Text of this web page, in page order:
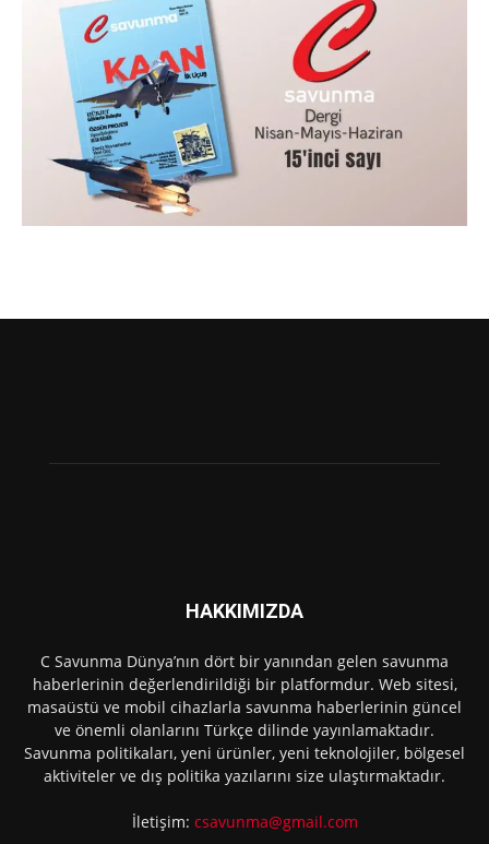
HAKKIMIZDA
C Savunma Dünya’nın dört bir yanından gelen savunma
haberlerinin değerlendirildiği bir platformdur. Web sitesi,
masaüstü ve mobil cihazlarla savunma haberlerinin güncel
ve önemli olanlarını Türkçe dilinde yayınlamaktadır.
Savunma politikaları, yeni ürünler, yeni teknolojiler, bölgesel
aktiviteler ve dış politika yazılarını size ulaştırmaktadır.
İletişim: csavunma@gmail.com